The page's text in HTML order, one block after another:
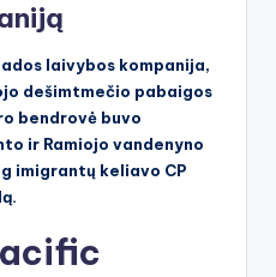
laivybos kompanija,
dešimtmečio pabaigos
bendrovė buvo
ir Ramiojo vandenyno
imigrantų keliavo CP